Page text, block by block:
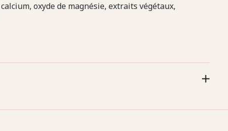
oxyde de magnésie, extraits végétaux,